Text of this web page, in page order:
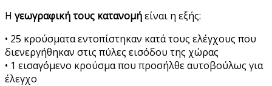
H γεωγραφική τους κατανομήείναι η εξής:
• 25 κρούσματα εντοπίστηκαν κατά τους ελέγχους που
διενεργήθηκαν στις πύλες εισόδου της χώρας
• 1 εισαγόμενο κρούσμα που προσήλθε αυτοβούλως για
έλεγχο